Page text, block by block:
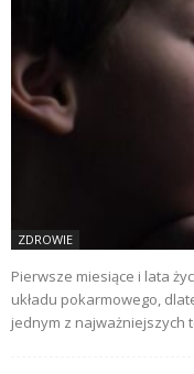
ZDROWIE
Pierwsze miesiące i lata
układu pokarmowego,
jednym z najważniejszych